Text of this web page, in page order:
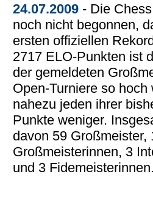
24.07.2009 - Die
noch nicht begonnen,
ersten offiziellen
2717 ELO-Punkten ist
der gemeldeten
Open-Turniere so
nahezu jeden ihrer
Punkte weniger.
davon 59 Großmeister,
Großmeisterinnen, 3
und 3